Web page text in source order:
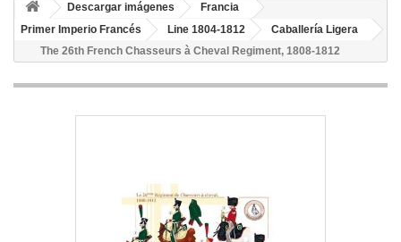
Descargar imágenes
Francia
Primer Imperio Francés
Line 1804-1812
Caballería Ligera
The 26th French Chasseurs à Cheval Regiment, 1808-1812